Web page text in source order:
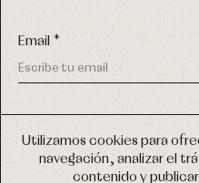
Utilizamos cookies para
navegación, analizar el
contenido y
COPYRIGHT ©
TODOS LOS
Email *
mis datos personales
(*) Quiero recibir
personalizadas de Primer